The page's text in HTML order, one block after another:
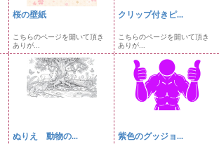
桜の壁紙
こちらのページを開いて頂き
ありが...
クリップ付きピ...
こちらのページを開いて頂き
ありが...
ぬりえ 動物の... 紫色のグッジョ...